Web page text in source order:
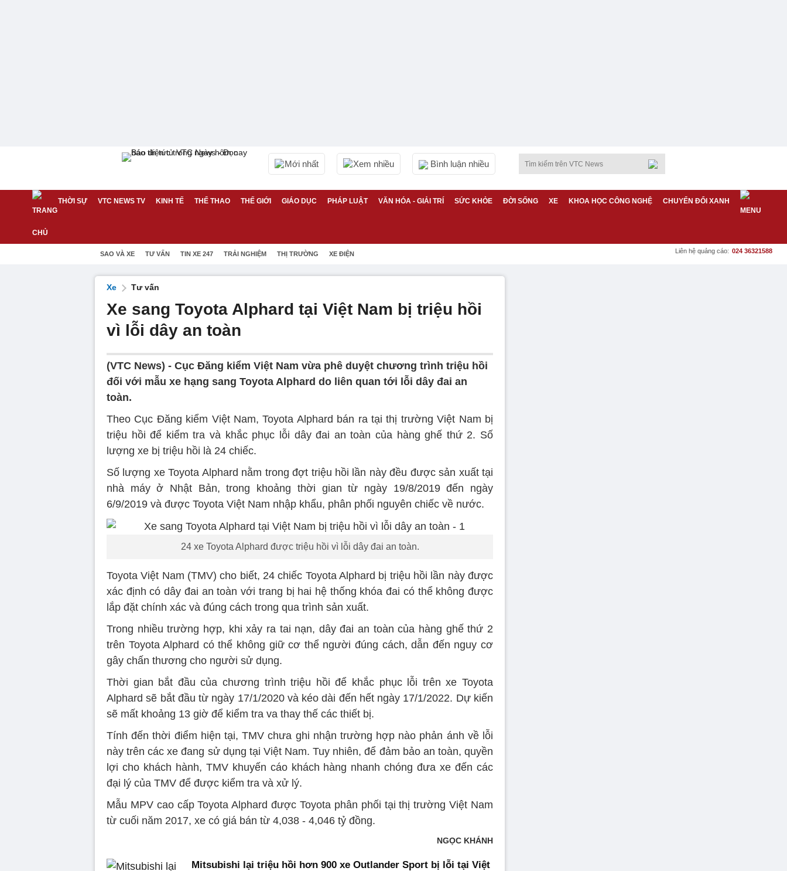
Mới nhất Xem nhiều Bình luận nhiều
THỜI SỰ VTC NEWS TV KINH TẾ THỂ THAO THẾ GIỚI GIÁO DỤC PHÁP LUẬT VĂN HÓA - GIẢI TRÍ SỨC KHỎE ĐỜI SỐNG XE KHOA HỌC CÔNG NGHỆ CHUYỂN ĐỔI XANH
SAO VÀ XE TƯ VẤN TIN XE 247 TRẢI NGHIỆM THỊ TRƯỜNG XE ĐIỆN Liên hệ quảng cáo: 024 36321588
Xe Tư vấn
Xe sang Toyota Alphard tại Việt Nam bị triệu hồi
vì lỗi dây an toàn
(VTC News) - Cục Đăng kiểm Việt Nam vừa phê duyệt chương trình triệu hồi
đối với mẫu xe hạng sang Toyota Alphard do liên quan tới lỗi dây đai an
toàn.
Theo Cục Đăng kiểm Việt Nam, Toyota Alphard bán ra tại thị trường Việt Nam bị
triệu hồi để kiểm tra và khắc phục lỗi dây đai an toàn của hàng ghế thứ 2. Số
lượng xe bị triệu hồi là 24 chiếc.
Số lượng xe Toyota Alphard nằm trong đợt triệu hồi lần này đều được sản xuất tại
nhà máy ở Nhật Bản, trong khoảng thời gian từ ngày 19/8/2019 đến ngày
6/9/2019 và được Toyota Việt Nam nhập khẩu, phân phối nguyên chiếc về nước.
24 xe Toyota Alphard được triệu hồi vì lỗi dây đai an toàn.
Toyota Việt Nam (TMV) cho biết, 24 chiếc Toyota Alphard bị triệu hồi lần này được
xác định có dây đai an toàn với trang bị hai hệ thống khóa đai có thể không được
lắp đặt chính xác và đúng cách trong qua trình sản xuất.
Trong nhiều trường hợp, khi xảy ra tai nạn, dây đai an toàn của hàng ghế thứ 2
trên Toyota Alphard có thể không giữ cơ thể người đúng cách, dẫn đến nguy cơ
gây chấn thương cho người sử dụng.
Thời gian bắt đầu của chương trình triệu hồi để khắc phục lỗi trên xe Toyota
Alphard sẽ bắt đầu từ ngày 17/1/2020 và kéo dài đến hết ngày 17/1/2022. Dự kiến
sẽ mất khoảng 13 giờ để kiểm tra va thay thế các thiết bị.
Tính đến thời điểm hiện tại, TMV chưa ghi nhận trường hợp nào phản ánh về lỗi
này trên các xe đang sử dụng tại Việt Nam. Tuy nhiên, để đảm bảo an toàn, quyền
lợi cho khách hành, TMV khuyến cáo khách hàng nhanh chóng đưa xe đến các
đại lý của TMV để được kiểm tra và xử lý.
Mẫu MPV cao cấp Toyota Alphard được Toyota phân phối tại thị trường Việt Nam
từ cuối năm 2017, xe có giá bán từ 4,038 - 4,046 tỷ đồng.
NGỌC KHÁNH
Mitsubishi lại triệu hồi hơn 900 xe Outlander Sport bị lỗi tại Việt